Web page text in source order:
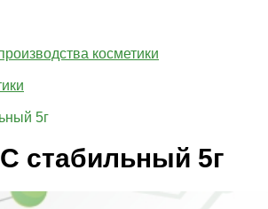
косметики
5г
стабильный 5г